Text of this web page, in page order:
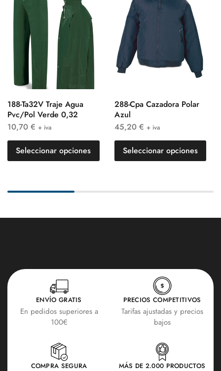
188-Ta32V Traje Agua
Pvc/Pol Verde 0,32
10,70 € + iva
Seleccionar opciones
288-Cpa Cazadora Polar
Azul
45,20 € + iva
Seleccionar opciones
ENVÍO GRATIS
En pedidos superiores a
100€
PRECIOS COMPETITIVOS
Tarifas ajustadas y precios
bajos
COMPRA SEGURA MÁS DE 2.000 PRODUCTOS